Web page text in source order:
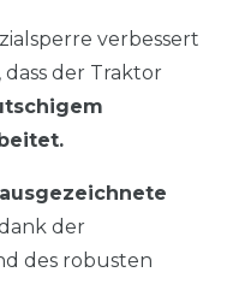
verbessert
der Traktor
ausgezeichnete
der
des robusten